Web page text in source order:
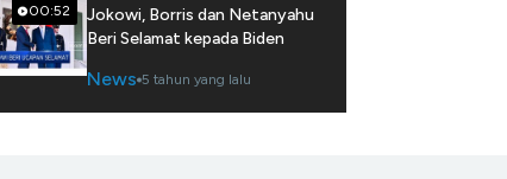
00:52
Jokowi, Borris dan Netanyahu
Beri Selamat kepada Biden
News 5 tahun yang lalu